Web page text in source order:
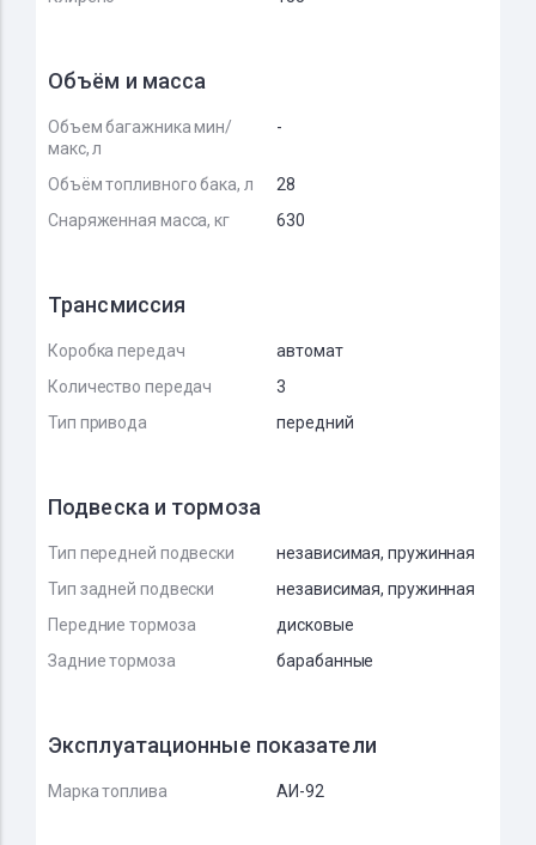
Объём и масса
Объем багажника мин/
макс, л
-
Объём топливного бака, л
28
Снаряженная масса, кг
630
Трансмиссия
Коробка передач
автомат
Количество передач
3
Тип привода
передний
Подвеска и тормоза
Тип передней подвески
независимая, пружинная
Тип задней подвески
независимая, пружинная
Передние тормоза
дисковые
Задние тормоза
барабанные
Эксплуатационные показатели
Марка топлива АИ-92